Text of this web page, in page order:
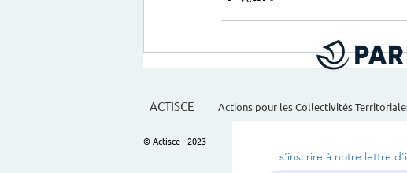
ACTISCE Actions pour les Collectivités
© Actisce - 2023
s'inscrire à notre lettre